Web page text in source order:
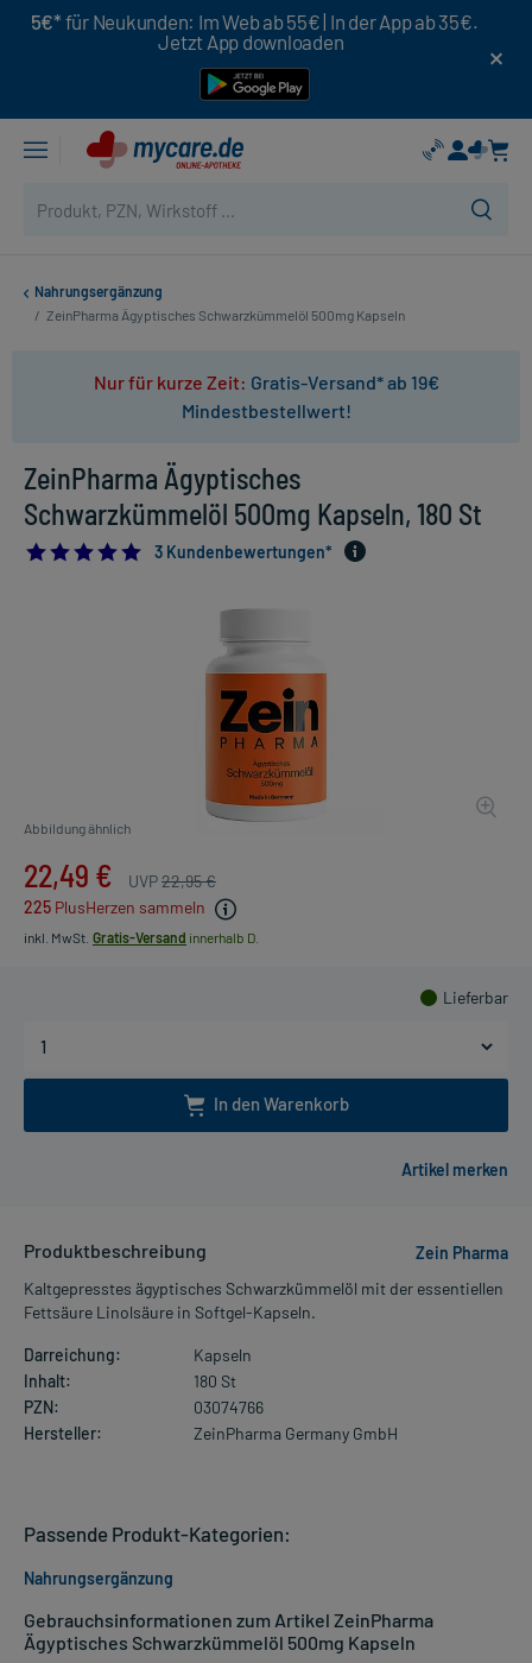
5€* für Neukunden: Im Web ab 55€ | In der App ab 35€.
Jetzt App downloaden
Nahrungsergänzung
/ ZeinPharma Ägyptisches Schwarzkümmelöl 500mg Kapseln
Nur für kurze Zeit: Gratis-Versand* ab 19€
Mindestbestellwert!
ZeinPharma Ägyptisches
Schwarzkümmelöl 500mg Kapseln, 180 St
5.0
3 Kundenbewertungen*
Abbildung ähnlich
22,49 € UVP22,95 €
225 PlusHerzen sammeln
inkl. MwSt. Gratis-Versand innerhalb D.
Lieferbar
In den Warenkorb
Produktbeschreibung
Zein Pharma
Kaltgepresstes ägyptisches Schwarzkümmelöl mit der essentiellen
Fettsäure Linolsäure in Softgel-Kapseln.
Darreichung:
Kapseln
Inhalt:
180 St
PZN:
03074766
Hersteller:
ZeinPharma Germany GmbH
Gebrauchsinformationen zum Artikel ZeinPharma
Ägyptisches Schwarzkümmelöl 500mg Kapseln
Passende Produkt-Kategorien:
Nahrungsergänzung